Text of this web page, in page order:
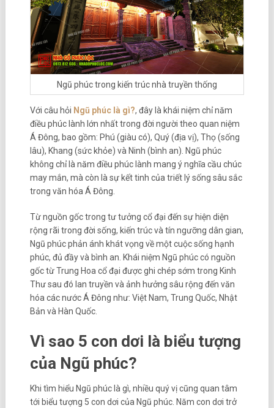
Ngũ phúc trong kiến trúc nhà truyền thống
Với câu hỏi Ngũ phúc là gì?, đây là khái niệm chỉ năm
điều phúc lành lớn nhất trong đời người theo quan niệm
Á Đông, bao gồm: Phú (giàu có), Quý (địa vị), Thọ (sống
lâu), Khang (sức khỏe) và Ninh (bình an). Ngũ phúc
không chỉ là năm điều phúc lành mang ý nghĩa cầu chúc
may mắn, mà còn là sự kết tinh của triết lý sống sâu sắc
trong văn hóa Á Đông.
Từ nguồn gốc trong tư tưởng cổ đại đến sự hiện diện
rộng rãi trong đời sống, kiến trúc và tín ngưỡng dân gian,
Ngũ phúc phản ánh khát vọng về một cuộc sống hạnh
phúc, đủ đầy và bình an. Khái niệm Ngũ phúc có nguồn
gốc từ Trung Hoa cổ đại được ghi chép sớm trong Kinh
Thư sau đó lan truyền và ảnh hưởng sâu rộng đến văn
hóa các nước Á Đông như: Việt Nam, Trung Quốc, Nhật
Bản và Hàn Quốc.
Vì sao 5 con dơi là biểu tượng
của Ngũ phúc?
Khi tìm hiểu Ngũ phúc là gì, nhiều quý vị cũng quan tâm
tới biểu tượng 5 con dơi của Ngũ phúc. Năm con dơi trở